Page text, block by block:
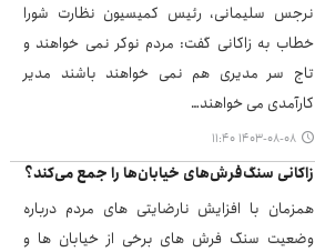
نرجس سلیمانی، رئیس کمیسیون نظارت شورا
خطاب به زاکانی گفت: مردم نوکر نمی خواهند و
تاج سر مدیری هم نمی خواهند باشند مدیر
کارآمدی می خواهند…
۱۴۰۳-۰۸-۰۸ ۱۱:۴۰
زاکانی سنگ‌فرش‌های خیابان‌ها را جمع می‌کند؟
همزمان با افزایش نارضایتی های مردم درباره
وضعیت سنگ فرش های برخی از خیابان ها و